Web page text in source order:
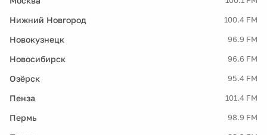
Нижний Новгород 100.4 FM
Новокузнецк 96.9 FM
Новосибирск 96.6 FM
Озёрск 95.4 FM
Пенза 101.4 FM
Пермь 98.9 FM